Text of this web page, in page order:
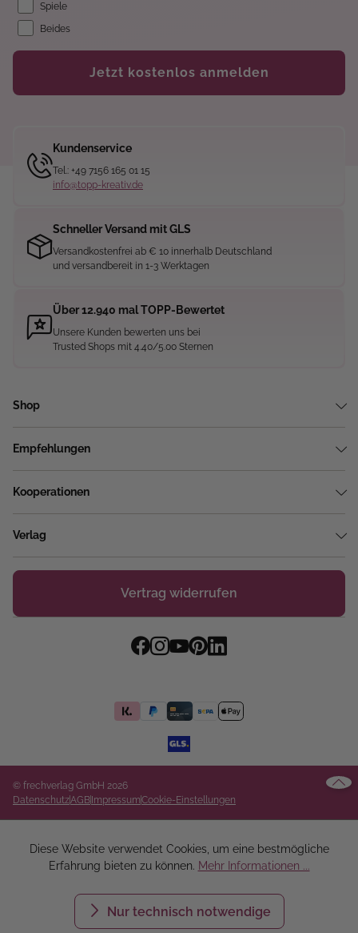
Spiele
Beides
Jetzt kostenlos anmelden
Kundenservice
Tel.: +49 7156 165 01 15
info@topp-kreativ.de
Schneller Versand mit GLS
Versandkostenfrei ab € 10 innerhalb Deutschland
und versandbereit in 1-3 Werktagen
Über 12.940 mal TOPP-Bewertet
Unsere Kunden bewerten uns bei
Trusted Shops mit 4.40/5.00 Sternen
Shop
Empfehlungen
Kooperationen
Verlag
Vertrag widerrufen
© frechverlag GmbH 2026
DatenschutzAGBImpressumCookie-Einstellungen
Diese Website verwendet Cookies, um eine bestmögliche
Erfahrung bieten zu können. Mehr Informationen ...
Nur technisch notwendige